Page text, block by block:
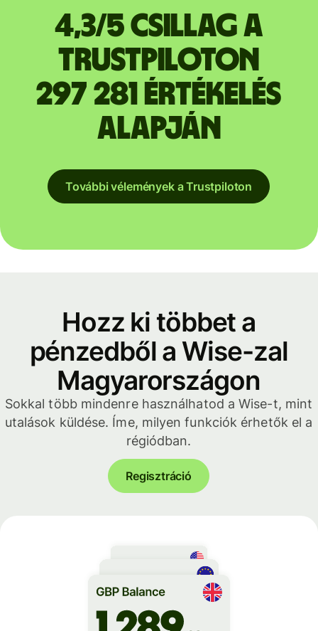
4,3/5 csillag a
Trustpiloton
297 281 értékelés
alapján
További vélemények a Trustpiloton
Hozz ki többet a
pénzedből a Wise-zal
Magyarországon
Sokkal több mindenre használhatod a Wise-t, mint
utalások küldése. Íme, milyen funkciók érhetők el a
régiódban.
Regisztráció